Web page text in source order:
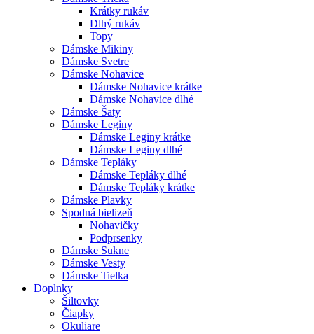
Krátky rukáv
Dlhý rukáv
Topy
Dámske Mikiny
Dámske Svetre
Dámske Nohavice
Dámske Nohavice krátke
Dámske Nohavice dlhé
Dámske Šaty
Dámske Leginy
Dámske Leginy krátke
Dámske Leginy dlhé
Dámske Tepláky
Dámske Tepláky dlhé
Dámske Tepláky krátke
Dámske Plavky
Spodná bielizeň
Nohavičky
Podprsenky
Dámske Sukne
Dámske Vesty
Dámske Tielka
Doplnky
Šiltovky
Čiapky
Okuliare